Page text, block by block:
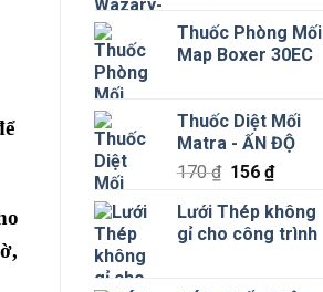
Thuốc Phòng Mối
Map Boxer 30EC
Thuốc Diệt Mối
Matra - ẤN ĐỘ
170₫ Giá
là:
170 ₫.
156₫Giá
tại
là:
Lưới Thép không
gỉ cho công trình